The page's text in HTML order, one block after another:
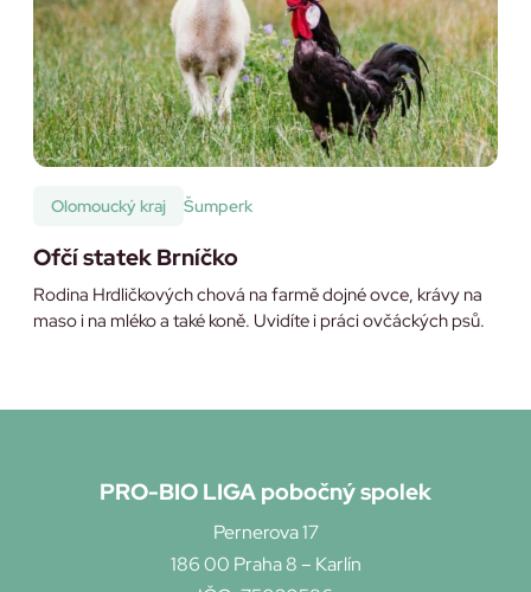
Olomoucký kraj Šumperk
Ofčí statek Brníčko
Rodina Hrdličkových chová na farmě dojné ovce, krávy na
maso i na mléko a také koně. Uvidíte i práci ovčáckých psů.
PRO-BIO LIGA pobočný spolek
Pernerova 17
186 00 Praha 8 – Karlín